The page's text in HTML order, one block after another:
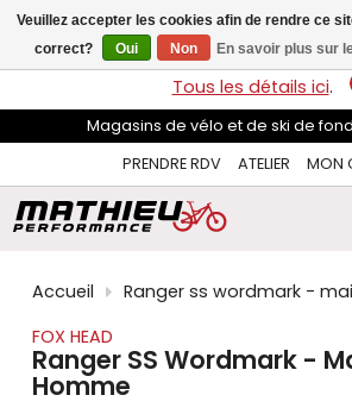
flèches
haut
et
pour
sélectionner
disponible.
Appuyez
pour
au
résultat
de
recherche
LIVRAISON GRATUITEsur les
Tous les détails ici.
Magasins de vélo et de ski de
PRENDRE RDV
ATELIER MON
Accueil
Ranger ss wordmark -
FOX HEAD
Ranger SS Wordmark -
Homme
Veuillez accepter les cookies afin de rendre ce
correct?
Oui Non En savoir plus sur